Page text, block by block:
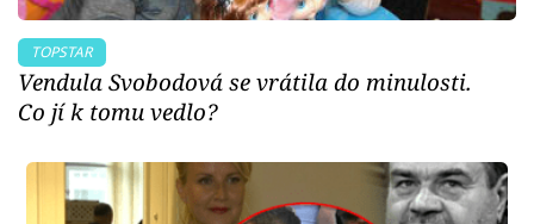
TOPSTAR
Vendula Svobodová se vrátila do minulosti.
Co jí k tomu vedlo?